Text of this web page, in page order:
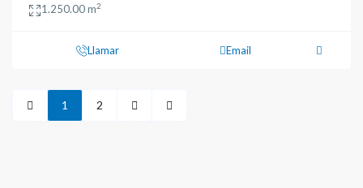
1.250.00 m2
Llamar Email
1 2